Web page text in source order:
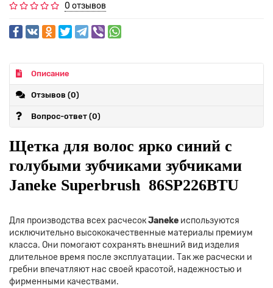
0 отзывов
Описание
Отзывов (0)
Вопрос-ответ (0)
Щетка для волос ярко синий с
голубыми зубчиками зубчиками
Janeke Superbrush 86SP226BTU
Для производства всех расчесокJaneke используются
исключительно высококачественные материалы премиум
класса. Они помогают сохранять внешний вид изделия
длительное время после эксплуатации. Так же расчески и
гребни впечатляют нас своей красотой, надежностью и
фирменными качествами.